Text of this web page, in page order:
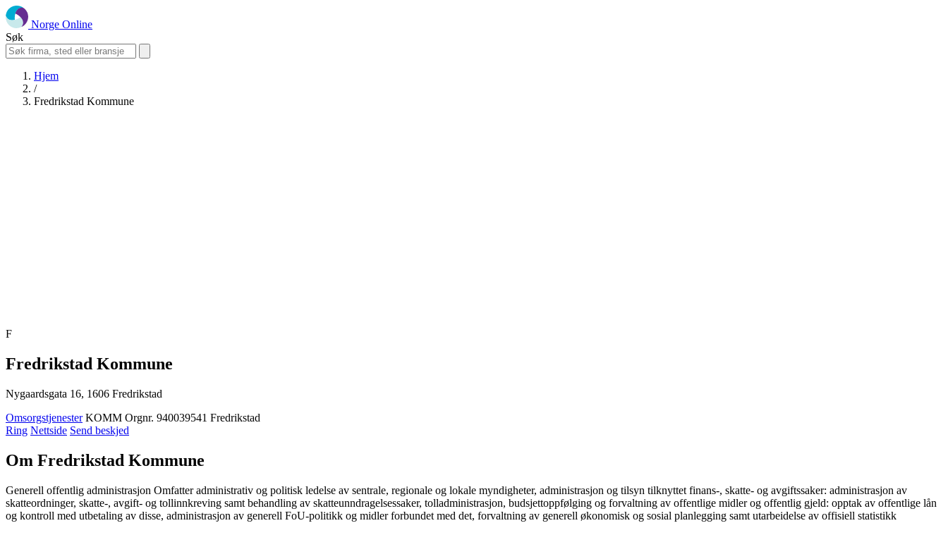
Norge Online
Søk
Hjem
/
Fredrikstad Kommune
F
Fredrikstad Kommune
Nygaardsgata 16, 1606 Fredrikstad
Omsorgstjenester KOMM Orgnr. 940039541 Fredrikstad
Ring Nettside Send beskjed
Om Fredrikstad Kommune
Generell offentlig administrasjon Omfatter administrativ og politisk ledelse av sentrale, regionale og lokale myndigheter, administrasjon og tilsyn tilknyttet finans-, skatte- og avgiftssaker: administrasjon av
skatteordninger, skatte-, avgift- og tollinnkreving samt behandling av skatteunndragelsessaker, tolladministrasjon, budsjettoppfølging og forvaltning av offentlige midler og offentlig gjeld: opptak av offentlige lån
og kontroll med utbetaling av disse, administrasjon av generell FoU-politikk og midler forbundet med det, forvaltning av generell økonomisk og sosial planlegging samt utarbeidelse av offisiell statistikk